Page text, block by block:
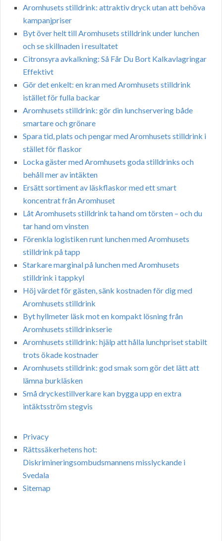
Aromhusets stilldrink: attraktiv dryck utan att behöva
kampanjpriser
Byt över helt till Aromhusets stilldrink under lunchen
och se skillnaden i resultatet
Citronsyra avkalkning: Så Får Du Bort Kalkavlagringar
Effektivt
Gör det enkelt: en kran med Aromhusets stilldrink
istället för fulla backar
Aromhusets stilldrink: gör din lunchservering både
smartare och grönare
Spara tid, plats och pengar med Aromhusets stilldrink i
stället för flaskor
Locka gäster med Aromhusets goda stilldrinks och
behåll mer av intäkten
Ersätt sortiment av läskflaskor med ett smart
koncentrat från Aromhuset
Låt Aromhusets stilldrink ta hand om törsten – och du
tar hand om vinsten
Förenkla logistiken runt lunchen med Aromhusets
stilldrink på tapp
Starkare marginal på lunchen med Aromhusets
stilldrink i tappkyl
Höj värdet för gästen, sänk kostnaden för dig med
Aromhusets stilldrink
Byt hyllmeter läsk mot en kompakt lösning från
Aromhusets stilldrinkserie
Aromhusets stilldrink: hjälp att hålla lunchpriset stabilt
trots ökade kostnader
Aromhusets stilldrink: god smak som gör det lätt att
lämna burkläsken
Små dryckestillverkare kan bygga upp en extra
intäktsström stegvis
Privacy
Rättssäkerhetens hot:
Diskrimineringsombudsmannens misslyckande i
Svedala
Sitemap